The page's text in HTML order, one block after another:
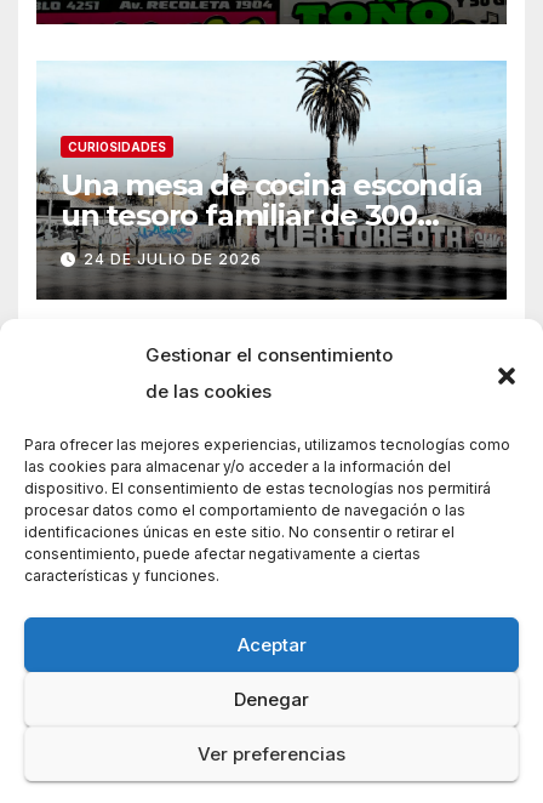
Gestionar el consentimiento
de las cookies
Para ofrecer las mejores experiencias, utilizamos tecnologías como
las cookies para almacenar y/o acceder a la información del
dispositivo. El consentimiento de estas tecnologías nos permitirá
procesar datos como el comportamiento de navegación o las
identificaciones únicas en este sitio. No consentir o retirar el
consentimiento, puede afectar negativamente a ciertas
características y funciones.
Aceptar
Denegar
Ver preferencias
CURIOSIDADES
Una mesa de cocina escondía
un tesoro familiar de 300
años
24 DE JULIO DE 2026
Funciona gracias a WordPress|